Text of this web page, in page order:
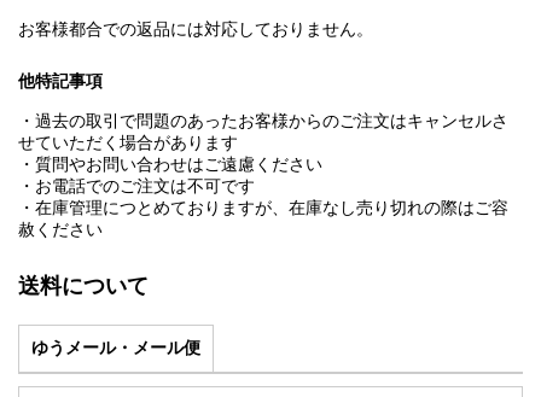
お客様都合での返品には対応しておりません。
他特記事項
・過去の取引で問題のあったお客様からのご注文はキャンセルさ
せていただく場合があります
・質問やお問い合わせはご遠慮ください
・お電話でのご注文は不可です
・在庫管理につとめておりますが、在庫なし売り切れの際はご容
赦ください
送料について
ゆうメール・メール便